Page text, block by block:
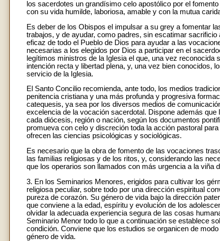
los sacerdotes un grandísimo celo apostólico por el
con su vida humilde, laboriosa, amable y con la mutua
Es deber de los Obispos el impulsar a su grey a fomentar
trabajos, y de ayudar, como padres, sin escatimar
eficaz de todo el Pueblo de Dios para ayudar a las
necesarias a los elegidos por Dios a participar en el
legítimos ministros de la Iglesia el que, una vez reconocida
intención recta y libertad plena, y, una vez bien conocidos,
servicio de la Iglesia.
El Santo Concilio recomienda, ante todo, los medios
penitencia cristiana y una más profunda y progresiva
catequesis, ya sea por los diversos medios de
excelencia de la vocación sacerdotal. Dispone además
cada diócesis, región o nación, según los documentos
promueva con celo y discreción toda la acción pastoral
ofrecen las ciencias psicológicas y sociológicas.
Es necesario que la obra de fomento de las vocaciones
las familias religiosas y de los ritos, y, considerando las
que los operarios son llamados con más urgencia a la viña
3. En los Seminarios Menores, erigidos para cultivar los
religiosa peculiar, sobre todo por una dirección espiritual
pureza de corazón. Su género de vida bajo la dirección
que conviene a la edad, espíritu y evolución de los
olvidar la adecuada experiencia segura de las cosas
Seminario Menor todo lo que a continuación se establece
condición. Conviene que los estudios se organicen de
género de vida.